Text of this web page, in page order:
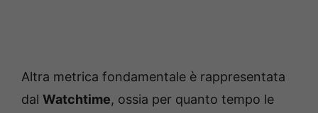
Altra metrica fondamentale è rappresentata
dal Watchtime, ossia per quanto tempo le